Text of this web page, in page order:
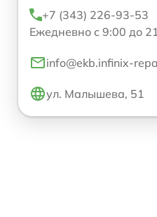
+7 (343) 226-93-53
Ежедневно с 9:00 до
info@ekb.infinix-
ул. Малышева, 51